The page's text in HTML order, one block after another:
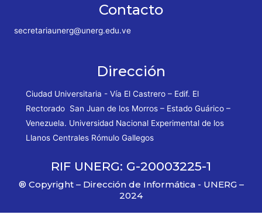
Contacto
secretariaunerg@unerg.edu.ve
Dirección
Ciudad Universitaria - Vía El Castrero – Edif. El
Rectorado San Juan de los Morros – Estado Guárico –
Venezuela. Universidad Nacional Experimental de los
Llanos Centrales Rómulo Gallegos
RIF UNERG: G-20003225-1
® Copyright – Dirección de Informática - UNERG –
2024